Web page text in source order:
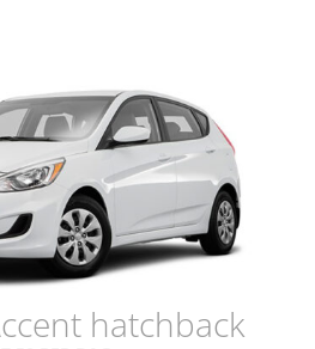
hatchback